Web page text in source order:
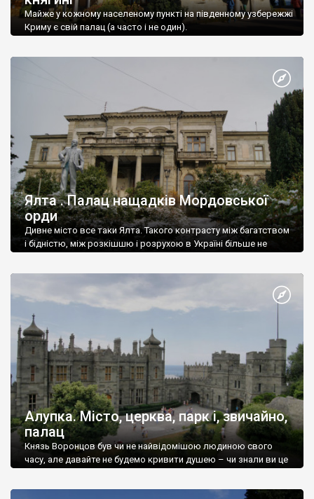
Майже у кожному населеному пункті на південному узбережжі
Криму є свій палац (а часто і не один).
Ялта . Палац нащадків Мордовської
орди
Дивне місто все таки Ялта. Такого контрасту між багатством
і бідністю, між розкішшю і розрухою в Україні більше не
Алупка. Місто, церква, парк і, звичайно,
палац
Князь Воронцов був чи не найвідомішою людиною свого
часу, але давайте не будемо кривити душею – чи знали ви це